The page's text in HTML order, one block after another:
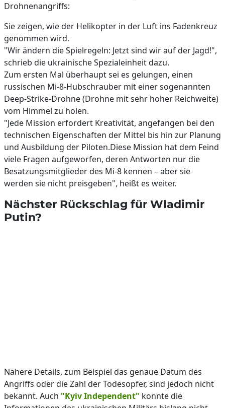
Drohnenangriffs:
Sie zeigen, wie der Helikopter in der Luft ins Fadenkreuz
genommen wird.
"Wir ändern die Spielregeln: Jetzt sind wir auf der Jagd!",
schrieb die ukrainische Spezialeinheit dazu.
Zum ersten Mal überhaupt sei es gelungen, einen
russischen Mi-8-Hubschrauber mit einer sogenannten
Deep-Strike-Drohne (Drohne mit sehr hoher Reichweite)
vom Himmel zu holen.
"Jede Mission erfordert Kreativität, angefangen bei den
technischen Eigenschaften der Mittel bis hin zur Planung
und Ausbildung der Piloten.Diese Mission hat dem Feind
viele Fragen aufgeworfen, deren Antworten nur die
Besatzungsmitglieder des Mi-8 kennen – aber sie
werden sie nicht preisgeben", heißt es weiter.
Nächster Rückschlag für Wladimir
Putin?
Nähere Details, zum Beispiel das genaue Datum des
Angriffs oder die Zahl der Todesopfer, sind jedoch nicht
bekannt. Auch "Kyiv Independent" konnte die